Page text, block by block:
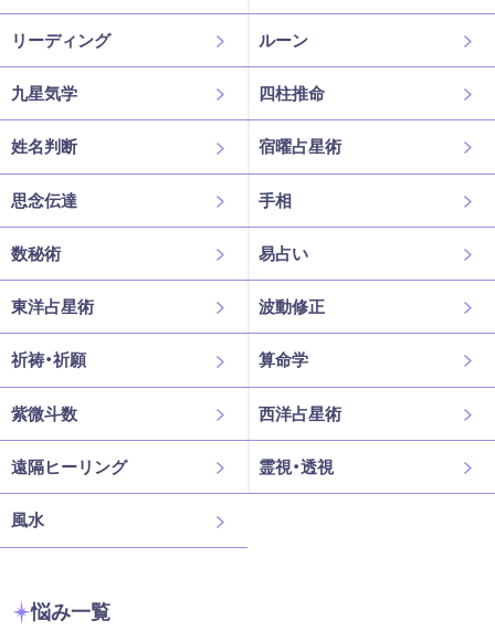
リーディング ルーン
九星気学 四柱推命
姓名判断 宿曜占星術
思念伝達 手相
数秘術 易占い
東洋占星術 波動修正
祈祷・祈願 算命学
紫微斗数 西洋占星術
遠隔ヒーリング 霊視・透視
風水
悩み一覧